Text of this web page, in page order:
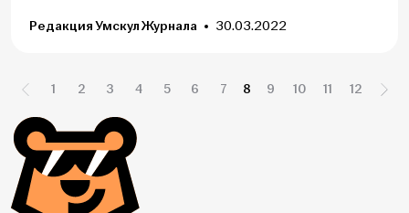
Редакция Умскул Журнала 30.03.2022
Навигация
по
записям
1 2 3 4 5 6 7 8 9 10 11 12